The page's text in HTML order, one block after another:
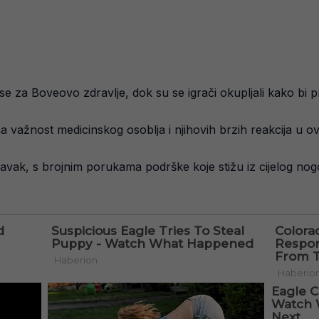
za Boveovo zdravlje, dok su se igrači okupljali kako bi
važnost medicinskog osoblja i njihovih brzih reakcija u
s brojnim porukama podrške koje stižu iz cijelog